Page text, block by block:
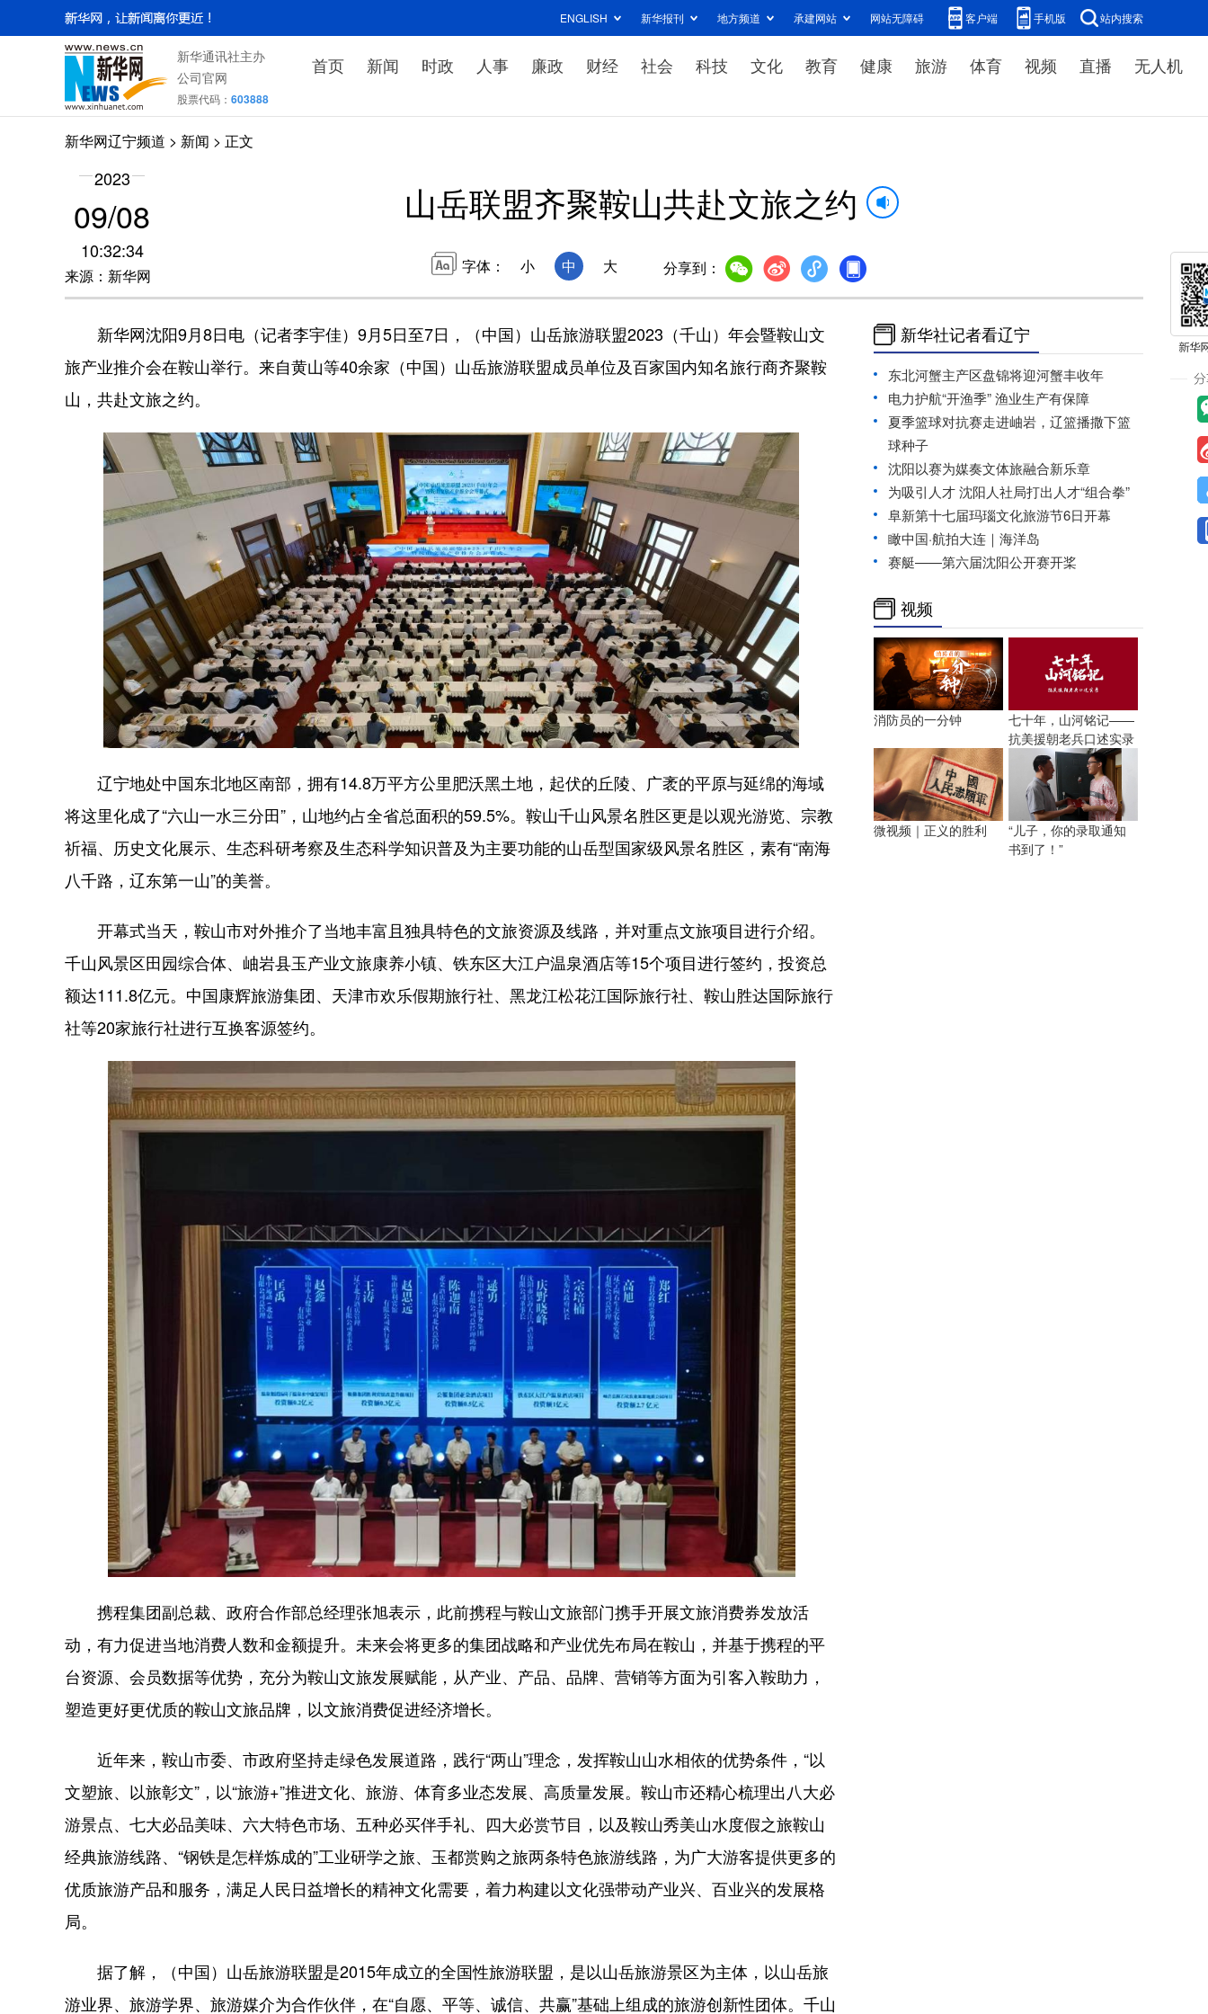
ENGLISH 新华报刊 地方频道 承建网站 网站无障碍 客户端 手机版 站内搜索
新华通讯社主办
公司官网
股票代码： 603888
首页 新闻 时政 人事 廉政 财经 社会 科技 文化 教育 健康 旅游 体育 视频 直播 无人机
新华网辽宁频道 > 新闻 > 正文
2023
09/08
10:32:34
来源：新华网
山岳联盟齐聚鞍山共赴文旅之约
字体： 小 中 大 分享到：
新华网沈阳9月8日电（记者李宇佳）9月5日至7日，（中国）山岳旅游联盟2023（千山）年会暨鞍山文
旅产业推介会在鞍山举行。来自黄山等40余家（中国）山岳旅游联盟成员单位及百家国内知名旅行商齐聚鞍
山，共赴文旅之约。
辽宁地处中国东北地区南部，拥有14.8万平方公里肥沃黑土地，起伏的丘陵、广袤的平原与延绵的海域
将这里化成了“六山一水三分田”，山地约占全省总面积的59.5%。鞍山千山风景名胜区更是以观光游览、宗教
祈福、历史文化展示、生态科研考察及生态科学知识普及为主要功能的山岳型国家级风景名胜区，素有“南海
八千路，辽东第一山”的美誉。
开幕式当天，鞍山市对外推介了当地丰富且独具特色的文旅资源及线路，并对重点文旅项目进行介绍。
千山风景区田园综合体、岫岩县玉产业文旅康养小镇、铁东区大江户温泉酒店等15个项目进行签约，投资总
额达111.8亿元。中国康辉旅游集团、天津市欢乐假期旅行社、黑龙江松花江国际旅行社、鞍山胜达国际旅行
社等20家旅行社进行互换客源签约。
携程集团副总裁、政府合作部总经理张旭表示，此前携程与鞍山文旅部门携手开展文旅消费券发放活
动，有力促进当地消费人数和金额提升。未来会将更多的集团战略和产业优先布局在鞍山，并基于携程的平
台资源、会员数据等优势，充分为鞍山文旅发展赋能，从产业、产品、品牌、营销等方面为引客入鞍助力，
塑造更好更优质的鞍山文旅品牌，以文旅消费促进经济增长。
近年来，鞍山市委、市政府坚持走绿色发展道路，践行“两山”理念，发挥鞍山山水相依的优势条件，“以
文塑旅、以旅彰文”，以“旅游+”推进文化、旅游、体育多业态发展、高质量发展。鞍山市还精心梳理出八大必
游景点、七大必品美味、六大特色市场、五种必买伴手礼、四大必赏节目，以及鞍山秀美山水度假之旅鞍山
经典旅游线路、“钢铁是怎样炼成的”工业研学之旅、玉都赏购之旅两条特色旅游线路，为广大游客提供更多的
优质旅游产品和服务，满足人民日益增长的精神文化需要，着力构建以文化强带动产业兴、百业兴的发展格
局。
据了解，（中国）山岳旅游联盟是2015年成立的全国性旅游联盟，是以山岳旅游景区为主体，以山岳旅
游业界、旅游学界、旅游媒介为合作伙伴，在“自愿、平等、诚信、共赢”基础上组成的旅游创新性团体。千山
新华社记者看辽宁
东北河蟹主产区盘锦将迎河蟹丰收年
电力护航“开渔季” 渔业生产有保障
夏季篮球对抗赛走进岫岩，辽篮播撒下篮
球种子
沈阳以赛为媒奏文体旅融合新乐章
为吸引人才 沈阳人社局打出人才“组合拳”
阜新第十七届玛瑙文化旅游节6日开幕
瞰中国·航拍大连｜海洋岛
赛艇——第六届沈阳公开赛开桨
视频
消防员的一分钟
七十年，山河铭记——
抗美援朝老兵口述实录
微视频｜正义的胜利
“儿子，你的录取通知
书到了！”